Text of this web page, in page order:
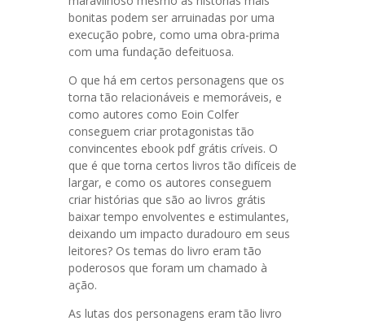
bonitas podem ser arruinadas por uma
execução pobre, como uma obra-prima
com uma fundação defeituosa.
O que há em certos personagens que os
torna tão relacionáveis e memoráveis, e
como autores como Eoin Colfer
conseguem criar protagonistas tão
convincentes ebook pdf grátis críveis. O
que é que torna certos livros tão difíceis de
largar, e como os autores conseguem
criar histórias que são ao livros grátis
baixar tempo envolventes e estimulantes,
deixando um impacto duradouro em seus
leitores? Os temas do livro eram tão
poderosos que foram um chamado à
ação.
As lutas dos personagens eram tão livro